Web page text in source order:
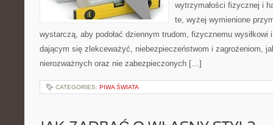
wytrzymałości fizycznej i
te, wyżej wymienione
wystarczą, aby podołać dziennym trudom, fizycznemu wysiłkowi
dającym się zlekceważyć, niebezpieczeństwom i zagrożeniom,
nierozważnych oraz nie zabezpieczonych […]
CATEGORIES: PIWA ŚWIATA